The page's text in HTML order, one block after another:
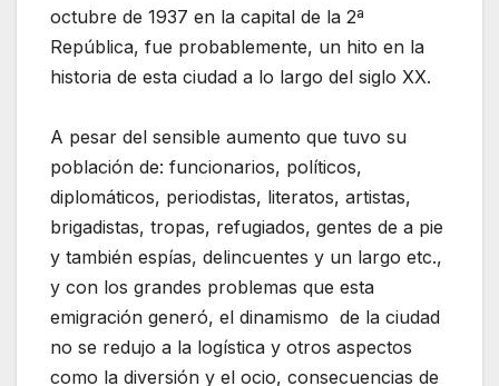
octubre de 1937 en la capital de la 2ª
República, fue probablemente, un hito en la
historia de esta ciudad a lo largo del siglo XX.
A pesar del sensible aumento que tuvo su
población de: funcionarios, políticos,
diplomáticos, periodistas, literatos, artistas,
brigadistas, tropas, refugiados, gentes de a pie
y también espías, delincuentes y un largo etc.,
y con los grandes problemas que esta
emigración generó, el dinamismo de la ciudad
no se redujo a la logística y otros aspectos
como la diversión y el ocio, consecuencias de